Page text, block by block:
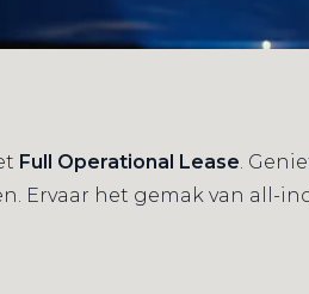
Full Operational Lease.
Ervaar het gemak van all-